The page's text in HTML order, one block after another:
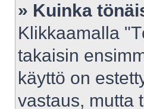
» Kuinka
Klikkaamalla
takaisin
käyttö on
vastaus, mutta